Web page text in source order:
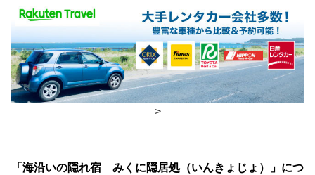
効能
食事場所
朝食 レストラン
夕食 レストラン
チェックイン 16:00(最終チェックイン：18:00)
>
「海沿いの隠れ宿 みくに隠居処（いんきょじょ）」につ